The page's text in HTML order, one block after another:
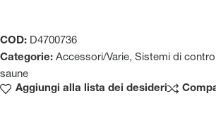
COD: D4700736
Categorie: Accessori/Varie, Sistemi di
saune
Aggiungi alla lista dei desideri